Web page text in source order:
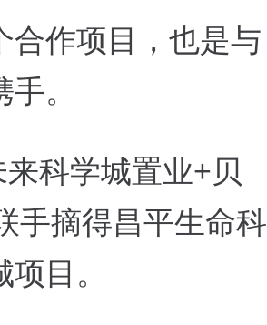
合作项目，也是与
。
来科学城置业+贝
手摘得昌平生命科
目。